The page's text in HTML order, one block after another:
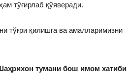
тўғирлаб қўяверади.
тўғри қилишга ва амалларимизни
тумани бош имом хатиби